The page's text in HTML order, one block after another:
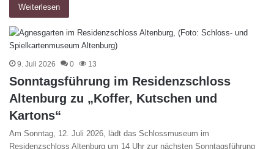
Weiterlesen
9. Juli 2026 0 13
Sonntagsführung im Residenzschloss
Altenburg zu „Koffer, Kutschen und
Kartons“
Am Sonntag, 12. Juli 2026, lädt das Schlossmuseum im
Residenzschloss Altenburg um 14 Uhr zur nächsten Sonntagsführung